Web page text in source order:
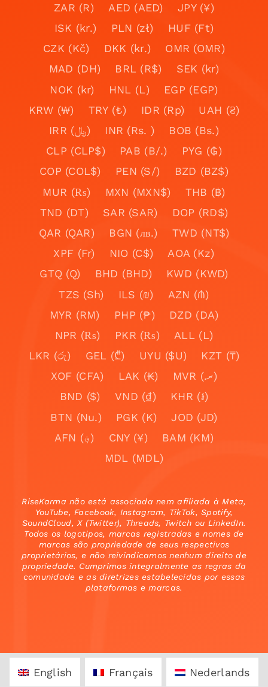
ZAR (R)
AED (AED)
JPY (¥)
ISK (kr.)
PLN (zł)
HUF (Ft)
CZK (Kč)
DKK (kr.)
OMR (OMR)
MAD (DH)
BRL (R$)
SEK (kr)
NOK (kr)
HNL (L)
EGP (EGP)
KRW (₩)
TRY (₺) IDR (Rp)
UAH (₴)
IRR (﷼)
INR (Rs. )
BOB (Bs.)
CLP (CLP$)
PAB (B/.)
PYG (₲)
COP (COL$)
PEN (S/)
BZD (BZ$)
MUR (₨)
MXN (MXN$)
THB (฿)
TND (DT)
SAR (SAR)
DOP (RD$)
QAR (QAR)
BGN (лв.)
TWD (NT$)
XPF (Fr)
NIO (C$)
AOA (Kz)
GTQ (Q)
BHD (BHD)
KWD (KWD)
TZS (Sh)
ILS (₪)
AZN (₼)
MYR (RM)
PHP (₱)
DZD (DA)
NPR (₨)
PKR (₨)
ALL (L)
LKR (රු)
GEL (₾) UYU ($U)
KZT (₸)
XOF (CFA)
LAK (₭)
MVR (.ރ)
BND ($)
VND (₫)
KHR (៛)
BTN (Nu.)
PGK (K)
JOD (JD)
AFN (؋)
CNY (¥)
BAM (KM)
MDL (MDL)
RiseKarma não está associada nem afiliada à Meta,
YouTube, Facebook, Instagram, TikTok, Spotify,
SoundCloud, X (Twitter), Threads, Twitch ou LinkedIn.
Todos os logotipos, marcas registradas e nomes de
marcas são propriedade de seus respectivos
proprietários, e não reivindicamos nenhum direito de
propriedade. Cumprimos integralmente as regras da
comunidade e as diretrizes estabelecidas por essas
plataformas e marcas.
English Français Nederlands